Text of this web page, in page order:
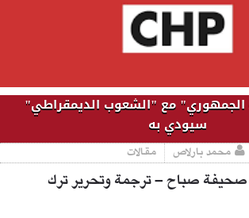
مع "الشعوب الديمقراطي"
سيودي به
محمد بارلاص مقالات
صباح – ترجمة وتحرير ترك